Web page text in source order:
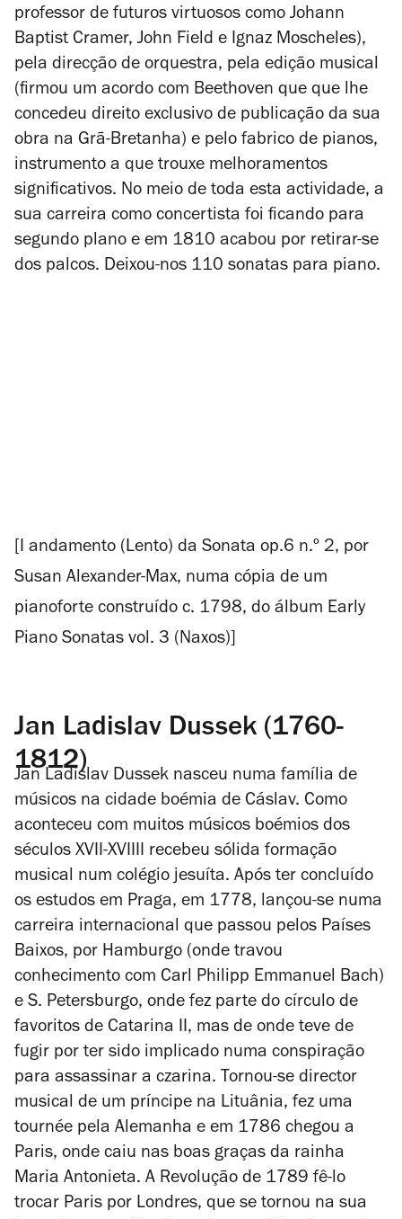
professor de futuros virtuosos como Johann
Baptist Cramer, John Field e Ignaz Moscheles),
pela direcção de orquestra, pela edição musical
(firmou um acordo com Beethoven que que lhe
concedeu direito exclusivo de publicação da sua
obra na Grã-Bretanha) e pelo fabrico de pianos,
instrumento a que trouxe melhoramentos
significativos. No meio de toda esta actividade, a
sua carreira como concertista foi ficando para
segundo plano e em 1810 acabou por retirar-se
dos palcos. Deixou-nos 110 sonatas para piano.
[I andamento (Lento) da Sonata op.6 n.º 2, por
Susan Alexander-Max, numa cópia de um
pianoforte construído c. 1798, do álbum Early
Piano Sonatas vol. 3 (Naxos)]
Jan Ladislav Dussek (1760-
1812)
Jan Ladislav Dussek nasceu numa família de
músicos na cidade boémia de Cáslav. Como
aconteceu com muitos músicos boémios dos
séculos XVII-XVIIII recebeu sólida formação
musical num colégio jesuíta. Após ter concluído
os estudos em Praga, em 1778, lançou-se numa
carreira internacional que passou pelos Países
Baixos, por Hamburgo (onde travou
conhecimento com Carl Philipp Emmanuel Bach)
e S. Petersburgo, onde fez parte do círculo de
favoritos de Catarina II, mas de onde teve de
fugir por ter sido implicado numa conspiração
para assassinar a czarina. Tornou-se director
musical de um príncipe na Lituânia, fez uma
tournée pela Alemanha e em 1786 chegou a
Paris, onde caiu nas boas graças da rainha
Maria Antonieta. A Revolução de 1789 fê-lo
trocar Paris por Londres, que se tornou na sua